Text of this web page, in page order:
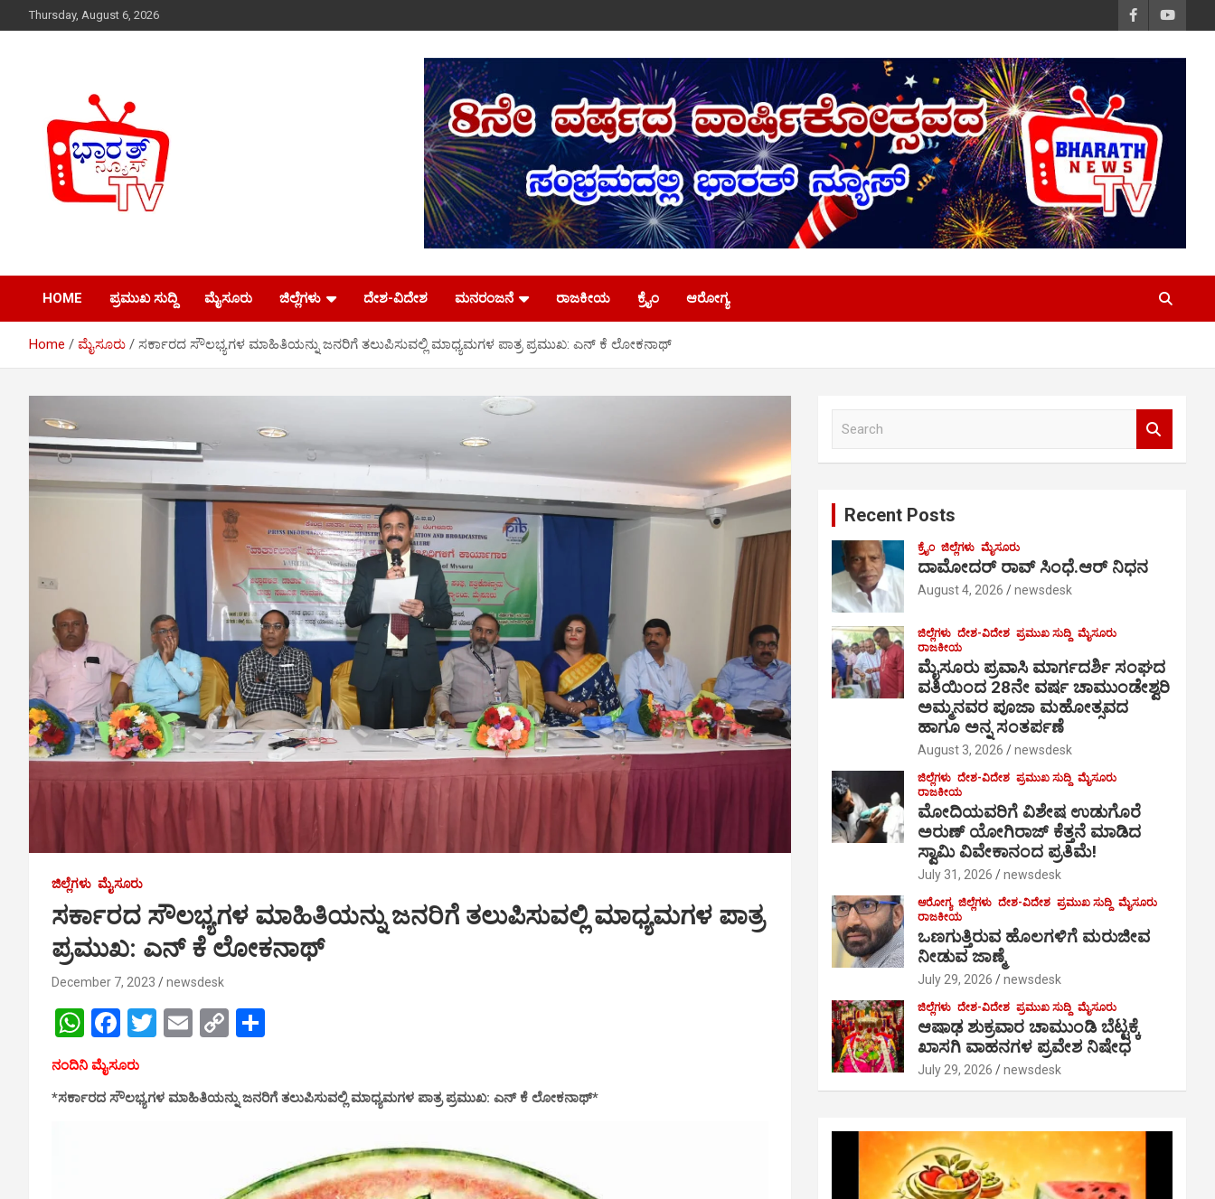
to
Thursday, August 6, 2026
HOME ಪ್ರಮುಖ ಸುದ್ದಿ ಮೈಸೂರು ಜಿಲ್ಲೆಗಳು ದೇಶ-ವಿದೇಶ ಮನರಂಜನೆ ರಾಜಕೀಯ ಕ್ರೈಂ ಆರೋಗ್ಯ
Home ಮೈಸೂರು ಸರ್ಕಾರದ ಸೌಲಭ್ಯಗಳ ಮಾಹಿತಿಯನ್ನು ಜನರಿಗೆ ತಲುಪಿಸುವಲ್ಲಿ ಮಾಧ್ಯಮಗಳ ಪಾತ್ರ ಪ್ರಮುಖ: ಎನ್ ಕೆ ಲೋಕನಾಥ್
ಜಿಲ್ಲೆಗಳು ಮೈಸೂರು
ಸರ್ಕಾರದ ಸೌಲಭ್ಯಗಳ ಮಾಹಿತಿಯನ್ನು ಜನರಿಗೆ ತಲುಪಿಸುವಲ್ಲಿ ಮಾಧ್ಯಮಗಳ ಪಾತ್ರ
ಪ್ರಮುಖ: ಎನ್ ಕೆ ಲೋಕನಾಥ್
December 7, 2023 newsdesk
W
h
at
s
F
a
ce
b
T
er
E
C
Li e
ನಂದಿನಿ ಮೈಸೂರು
*ಸರ್ಕಾರದ ಸೌಲಭ್ಯಗಳ ಮಾಹಿತಿಯನ್ನು ಜನರಿಗೆ ತಲುಪಿಸುವಲ್ಲಿ ಮಾಧ್ಯಮಗಳ ಪಾತ್ರ ಪ್ರಮುಖ: ಎನ್ ಕೆ ಲೋಕನಾಥ್*
Recent Posts
ಕ್ರೈಂ ಜಿಲ್ಲೆಗಳು ಮೈಸೂರು
ದಾಮೋದರ್ ರಾವ್ ಸಿಂಧೆ.ಆರ್ ನಿಧನ
August 4, 2026 newsdesk
ಜಿಲ್ಲೆಗಳು ದೇಶ-ವಿದೇಶ ಪ್ರಮುಖ ಸುದ್ದಿ ಮೈಸೂರು
ರಾಜಕೀಯ
ಮೈಸೂರು ಪ್ರವಾಸಿ ಮಾರ್ಗದರ್ಶಿ ಸಂಘದ
ವತಿಯಿಂದ 28ನೇ ವರ್ಷ ಚಾಮುಂಡೇಶ್ವರಿ
ಅಮ್ಮನವರ ಪೂಜಾ ಮಹೋತ್ಸವದ
ಹಾಗೂ ಅನ್ನ ಸಂತರ್ಪಣೆ
August 3, 2026 newsdesk
ಜಿಲ್ಲೆಗಳು ದೇಶ-ವಿದೇಶ ಪ್ರಮುಖ ಸುದ್ದಿ ಮೈಸೂರು
ರಾಜಕೀಯ
ಮೋದಿಯವರಿಗೆ ವಿಶೇಷ ಉಡುಗೊರೆ
ಅರುಣ್ ಯೋಗಿರಾಜ್ ಕೆತ್ತನೆ ಮಾಡಿದ
ಸ್ವಾಮಿ ವಿವೇಕಾನಂದ ಪ್ರತಿಮೆ!
July 31, 2026 newsdesk
ಆರೋಗ್ಯ ಜಿಲ್ಲೆಗಳು ದೇಶ-ವಿದೇಶ ಪ್ರಮುಖ ಸುದ್ದಿ ಮೈಸೂರು
ರಾಜಕೀಯ
ಒಣಗುತ್ತಿರುವ ಹೊಲಗಳಿಗೆ ಮರುಜೀವ
ನೀಡುವ ಜಾಣ್ಮೆ
July 29, 2026 newsdesk
ಜಿಲ್ಲೆಗಳು ದೇಶ-ವಿದೇಶ ಪ್ರಮುಖ ಸುದ್ದಿ ಮೈಸೂರು
ಆಷಾಢ ಶುಕ್ರವಾರ ಚಾಮುಂಡಿ ಬೆಟ್ಟಕ್ಕೆ
ಖಾಸಗಿ ವಾಹನಗಳ ಪ್ರವೇಶ ನಿಷೇಧ
July 29, 2026 newsdesk